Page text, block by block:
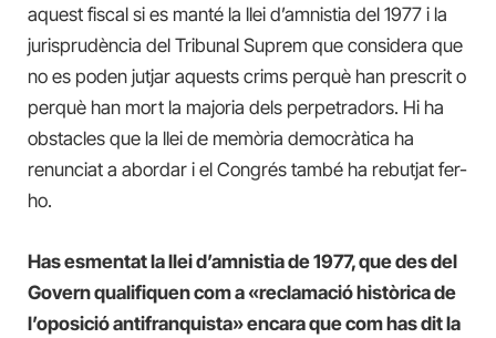
aquest fiscal si es manté la llei d’amnistia del 1977 i la
jurisprudència del Tribunal Suprem que considera que
no es poden jutjar aquests crims perquè han prescrit o
perquè han mort la majoria dels perpetradors. Hi ha
obstacles que la llei de memòria democràtica ha
renunciat a abordar i el Congrés també ha rebutjat fer-
ho.
Has esmentat la llei d’amnistia de 1977, que des del
Govern qualifiquen com a «reclamació històrica de
l’oposició antifranquista» encara que com has dit la